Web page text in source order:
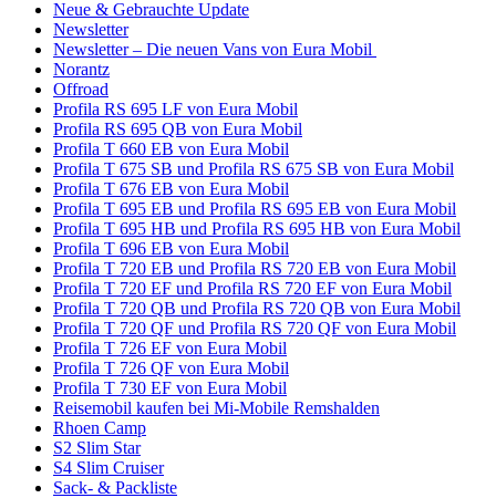
Neue & Gebrauchte Update
Newsletter
Newsletter – Die neuen Vans von Eura Mobil
Norantz
Offroad
Profila RS 695 LF von Eura Mobil
Profila RS 695 QB von Eura Mobil
Profila T 660 EB von Eura Mobil
Profila T 675 SB und Profila RS 675 SB von Eura Mobil
Profila T 676 EB von Eura Mobil
Profila T 695 EB und Profila RS 695 EB von Eura Mobil
Profila T 695 HB und Profila RS 695 HB von Eura Mobil
Profila T 696 EB von Eura Mobil
Profila T 720 EB und Profila RS 720 EB von Eura Mobil
Profila T 720 EF und Profila RS 720 EF von Eura Mobil
Profila T 720 QB und Profila RS 720 QB von Eura Mobil
Profila T 720 QF und Profila RS 720 QF von Eura Mobil
Profila T 726 EF von Eura Mobil
Profila T 726 QF von Eura Mobil
Profila T 730 EF von Eura Mobil
Reisemobil kaufen bei Mi-Mobile Remshalden
Rhoen Camp
S2 Slim Star
S4 Slim Cruiser
Sack- & Packliste